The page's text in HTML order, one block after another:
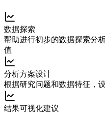
数据探索
帮助进行初步的数据探索分
值
分析方案设计
根据研究问题和数据特征，
结果可视化建议